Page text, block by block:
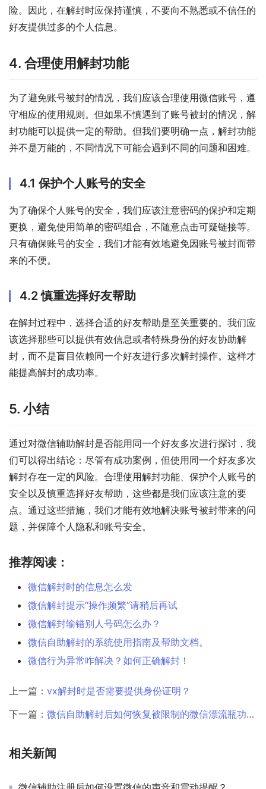
险。因此，在解封时应保持谨慎，不要向不熟悉或不信任的
好友提供过多的个人信息。
4. 合理使用解封功能
为了避免账号被封的情况，我们应该合理使用微信账号，遵
守相应的使用规则。但如果不慎遇到了账号被封的情况，解
封功能可以提供一定的帮助。但我们要明确一点，解封功能
并不是万能的，不同情况下可能会遇到不同的问题和困难。
4.1 保护个人账号的安全
为了确保个人账号的安全，我们应该注意密码的保护和定期
更换，避免使用简单的密码组合，不随意点击可疑链接等。
只有确保账号的安全，我们才能有效地避免因账号被封而带
来的不便。
4.2 慎重选择好友帮助
在解封过程中，选择合适的好友帮助是至关重要的。我们应
该选择那些可以提供有效信息或者特殊身份的好友协助解
封，而不是盲目依赖同一个好友进行多次解封操作。这样才
能提高解封的成功率。
5. 小结
通过对微信辅助解封是否能用同一个好友多次进行探讨，我
们可以得出结论：尽管有成功案例，但使用同一个好友多次
解封存在一定的风险。合理使用解封功能、保护个人账号的
安全以及慎重选择好友帮助，这些都是我们应该注意的要
点。通过这些措施，我们才能有效地解决账号被封带来的问
题，并保障个人隐私和账号安全。
推荐阅读：
微信解封时的信息怎么发
微信解封提示“操作频繁”请稍后再试
微信解封输错别人号码怎么办？
微信自助解封的系统使用指南及帮助文档。
微信行为异常咋解决？如何正确解封！
上一篇： vx解封时是否需要提供身份证明？
下一篇： 微信自助解封后如何恢复被限制的微信漂流瓶功能？
相关新闻